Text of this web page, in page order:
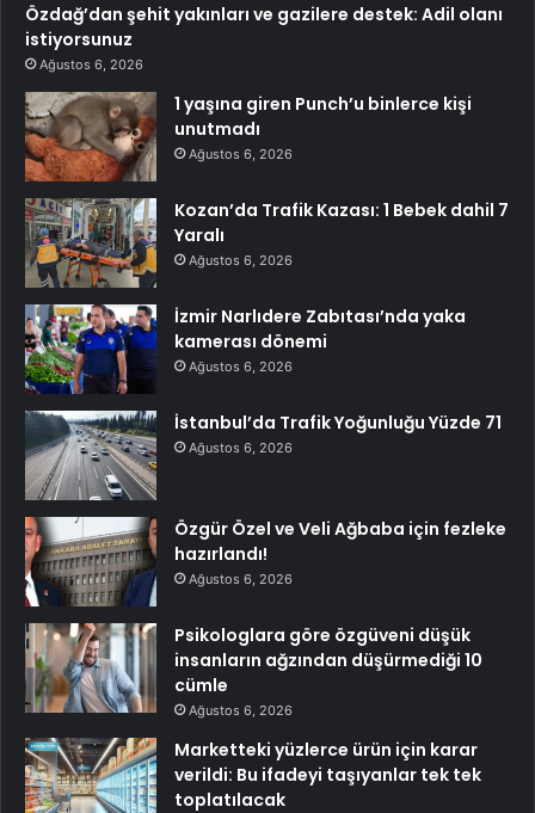
Özdağ’dan şehit yakınları ve gazilere destek: Adil olanı
istiyorsunuz
Ağustos 6, 2026
1 yaşına giren Punch’u binlerce kişi
unutmadı
Ağustos 6, 2026
Kozan’da Trafik Kazası: 1 Bebek dahil 7
Yaralı
Ağustos 6, 2026
İzmir Narlıdere Zabıtası’nda yaka
kamerası dönemi
Ağustos 6, 2026
İstanbul’da Trafik Yoğunluğu Yüzde 71
Ağustos 6, 2026
Özgür Özel ve Veli Ağbaba için fezleke
hazırlandı!
Ağustos 6, 2026
Psikologlara göre özgüveni düşük
insanların ağzından düşürmediği 10
cümle
Ağustos 6, 2026
Marketteki yüzlerce ürün için karar
verildi: Bu ifadeyi taşıyanlar tek tek
toplatılacak